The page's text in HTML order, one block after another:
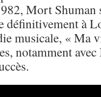
Mort Shuman
définitivement à
musicale, « Ma
notamment